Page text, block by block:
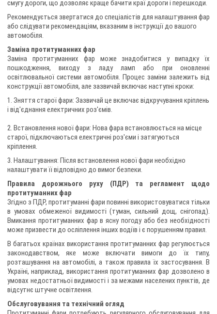
смугу дороги, що дозволяє краще бачити краї дороги і перешкоди.
Рекомендується звертатися до спеціалістів для налаштування фар
або слідувати рекомендаціям, вказаним в інструкції до вашого
автомобіля.
Заміна протитуманних фар
Заміна протитуманних фар може знадобитися у випадку їх
пошкодження, виходу з ладу ламп або при оновленні
освітлювальної системи автомобіля. Процес заміни залежить від
конструкції автомобіля, але зазвичай включає наступні кроки:
1. Зняття старої фари: Зазвичай це включає відкручування кріплень
і від'єднання електричних роз'ємів.
2. Встановлення нової фари: Нова фара встановлюється на місце
старої, підключаються електричні роз'єми і затягуються
кріплення.
3. Налаштування: Після встановлення нової фари необхідно
налаштувати її відповідно до вимог безпеки.
Правила дорожнього руху (ПДР) та регламент щодо
протитуманних фар
Згідно з ПДР, протитуманні фари повинні використовуватися тільки
в умовах обмеженої видимості (туман, сильний дощ, снігопад).
Вмикання протитуманних фар в ясну погоду або без необхідності
може призвести до осліплення інших водіїв і є порушенням правил.
В багатьох країнах використання протитуманних фар регулюється
законодавством, яке може включати вимоги до їх типу,
розташування на автомобілі, а також правила їх застосування. В
Україні, наприклад, використання протитуманних фар дозволено в
умовах недостатньої видимості і за межами населених пунктів, де
відсутнє штучне освітлення.
Обслуговування та технічний огляд